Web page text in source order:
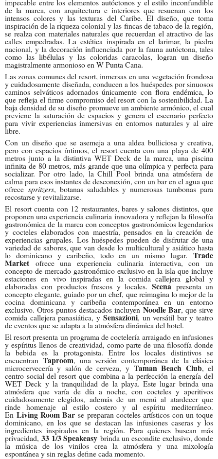
impecable entre los elementos autóctonos y el estilo inconfundible
de la marca, con arquitectura e interiores que resuenan con los
intensos colores y las texturas del Caribe. El diseño, que toma
inspiración de la riqueza colonial y las fincas de tabaco de la región,
se realza con materiales naturales que recuerdan el atractivo de las
calles empedradas. La estética inspirada en el larimar, la piedra
nacional, y la decoración influenciada por la fauna autóctona, tales
como las libélulas y las coloridas caracolas, logran un diseño
magistralmente armonioso en W Punta Cana.
Las zonas comunes del resort, inmersas en una vegetación frondosa
y cuidadosamente diseñada, conducen a los huéspedes por sinuosos
caminos selváticos adornados únicamente con flora endémica, lo
que refleja el firme compromiso del resort con la sostenibilidad. La
baja densidad de su diseño promueve un ambiente armónico, el cual
previene la saturación de espacios y genera el escenario perfecto
para vivir experiencias inmersivas en entornos naturales y al aire
libre.
Con un diseño que se asemeja a una aldea bulliciosa y creativa,
pero con espacios íntimos, el resort cuenta con una playa de 400
metros junto a la distintiva WET Deck de la marca, una piscina
infinita de 80 metros, más grande que una olímpica y perfecta para
socializar. Por otro lado, la Chill Pool brinda una atmósfera de
calma para esos instantes de desconexión, con un bar en el agua que
ofrecespritzers, botanas saludables y numerosas tumbonas para
recostarse y revitalizarse.
El resort cuenta con 12 restaurantes, bares y salones distintos, que
proponen una experiencia culinaria innovadora y reflejan la filosofía
gastronómica de la marca con conceptos gastronómicos legendarios
y cocteles elaborados con maestría, pensados en la creación de
experiencias grupales. Los huéspedes pueden de disfrutar de una
variedad de sabores, que van desde lo multicultural y asiático hasta
lo dominicano y caribeño, todo en un mismo lugar. Trade
Market ofrece una experiencia culinaria interactiva, con un
concepto de mercado gastronómico exclusivo en la isla que incluye
estaciones en vivo inspiradas en la comida callejera global y
elaboradas con productos frescos y locales.Scena presenta un
concepto elegante, guiado por un chef, que reimagina lo mejor de la
cocina dominicana y caribeña contemporánea en un entorno
exclusivo. Otros puntos destacados incluyen Noodle Bar, que sirve
comida callejera panasiática, ySensazioni, un versátil bar y teatro
de eventos que se adapta a la atmósfera dinámica del hotel.
El resort presenta un programa de coctelería arraigado en infusiones
y espíritus llenos de creatividad, como parte de una filosofía donde
la bebida es la protagonista. Entre los locales distintivos se
encuentranTaproom, una versión contemporánea de la clásica
microcervecería y salón de cerveza, y Taman Beach Club, el
centro social del resort que combina a la perfección la energía del
WET Deck y la tranquilidad de la playa. Este lugar brinda una
atmósfera que varía de día a noche, con cocteles y aperitivos
cuidadosamente elegidos, además de un menú al atardecer que
rinde homenaje al estilo costero y al espíritu mediterráneo.
EnLiving Room Bar se preparan cocteles artísticos con un toque
dominicano, en los que se destacan las infusiones caseras y los
ingredientes inspirados en la región. Para quienes buscan más
privacidad,33 1/3 Speakeasy brinda un escondite exclusivo, donde
la música de los vinilos crea la atmósfera y una mixología
espontánea y sin reglas define cada momento.